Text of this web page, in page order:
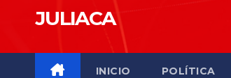
JULIACA
INICIO POLÍTICA